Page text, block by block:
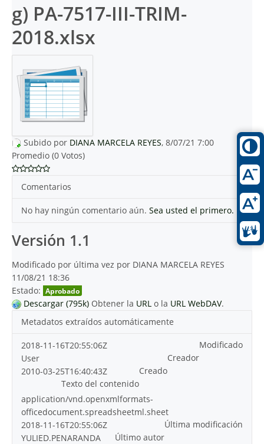
g) PA-7517-III-TRIM-
2018.xlsx
Subido por DIANA MARCELA REYES, 8/07/21 7:00
Promedio (0 Votos)
Comentarios
No hay ningún comentario aún. Sea usted el primero.
Versión 1.1
Modificado por última vez por DIANA MARCELA REYES
11/08/21 18:36
Estado: Aprobado
Descargar (795k) Obtener la URL o la URL WebDAV.
Metadatos extraídos automáticamente
Modificado
2018-11-16T20:55:06Z
Creador
User
Creado
2010-03-25T16:40:43Z
Texto del contenido
application/vnd.openxmlformats-
officedocument.spreadsheetml.sheet
Última modificación
2018-11-16T20:55:06Z
Último autor
YULIED.PENARANDA